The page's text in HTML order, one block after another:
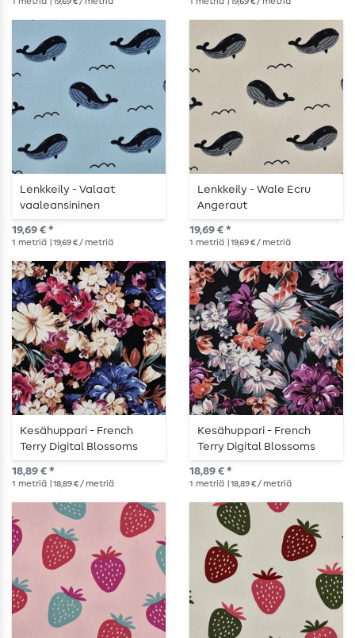
Lenkkeily - Valaat
vaaleansininen
Angerauta
19,69 € *
1 metriä | 19,69 € / metriä
Lenkkeily - Wale Ecru
Angeraut
19,69 € *
1 metriä | 19,69 € / metriä
Kesähuppari - French
Terry Digital Blossoms
Musta
18,89 € *
1 metriä | 18,89 € / metriä
Kesähuppari - French
Terry Digital Blossoms
Navy
18,89 € *
1 metriä | 18,89 € / metriä